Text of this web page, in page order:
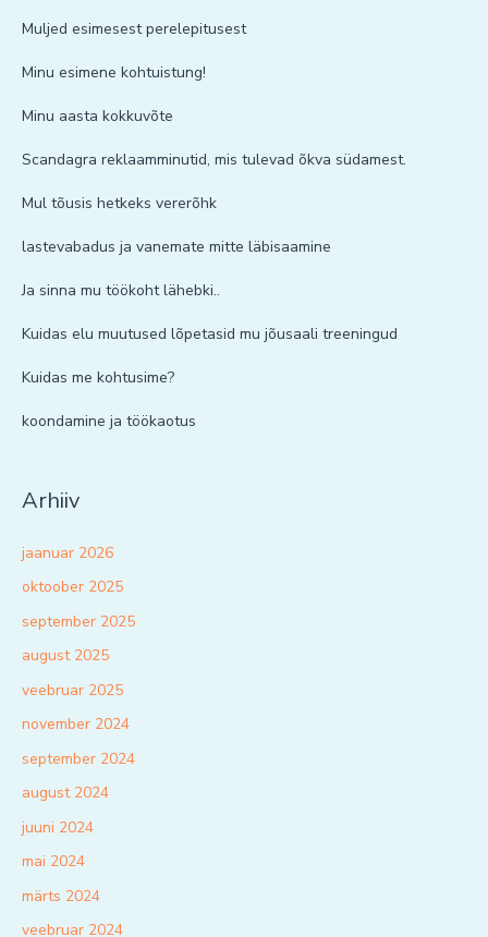
Muljed esimesest perelepitusest
Minu esimene kohtuistung!
Minu aasta kokkuvõte
Scandagra reklaamminutid, mis tulevad õkva südamest.
Mul tõusis hetkeks vererõhk
lastevabadus ja vanemate mitte läbisaamine
Ja sinna mu töökoht lähebki..
Kuidas elu muutused lõpetasid mu jõusaali treeningud
Kuidas me kohtusime?
koondamine ja töökaotus
Arhiiv
jaanuar 2026
oktoober 2025
september 2025
august 2025
veebruar 2025
november 2024
september 2024
august 2024
juuni 2024
mai 2024
märts 2024
veebruar 2024